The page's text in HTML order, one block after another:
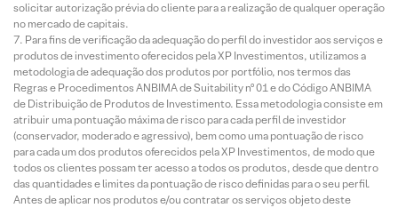
solicitar autorização prévia do cliente para a realização de qualquer operação
no mercado de capitais.
Para fins de verificação da adequação do perfil do investidor aos serviços e
produtos de investimento oferecidos pela XP Investimentos, utilizamos a
metodologia de adequação dos produtos por portfólio, nos termos das
Regras e Procedimentos ANBIMA de Suitability nº 01 e do Código ANBIMA
de Distribuição de Produtos de Investimento. Essa metodologia consiste em
atribuir uma pontuação máxima de risco para cada perfil de investidor
(conservador, moderado e agressivo), bem como uma pontuação de risco
para cada um dos produtos oferecidos pela XP Investimentos, de modo que
todos os clientes possam ter acesso a todos os produtos, desde que dentro
das quantidades e limites da pontuação de risco definidas para o seu perfil.
Antes de aplicar nos produtos e/ou contratar os serviços objeto deste